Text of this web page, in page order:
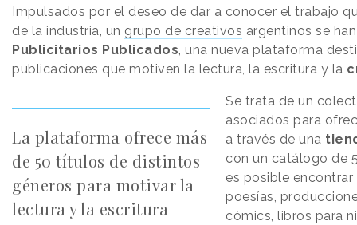
Impulsados por el deseo de dar a conocer el trabajo
de la industria, un grupo de creativos argentinos se
Publicitarios Publicados, una nueva plataforma
publicaciones que motiven la lectura, la escritura y la
La plataforma ofrece más
de 50 títulos de distintos
géneros para motivar la
lectura y la escritura
Se trata de un
asociados para
a través de una
con un catálogo de
es posible encontrar
poesías,
cómics, libros para